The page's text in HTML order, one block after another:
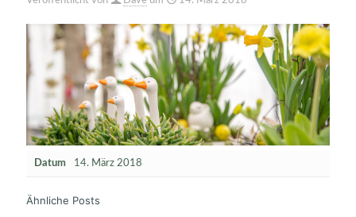
Datum 14. März 2018
Ähnliche Posts